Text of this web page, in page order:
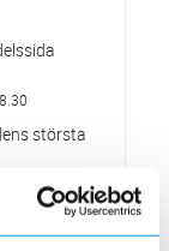
största